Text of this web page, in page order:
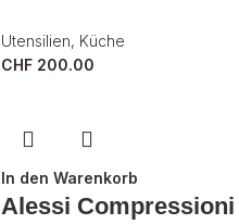
Utensilien, Küche
CHF 200.00
In den Warenkorb
Alessi Compressioni